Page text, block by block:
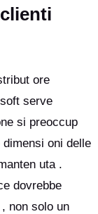
ore
serve
si preoccup
oni delle
uta .
dovrebbe
non solo un